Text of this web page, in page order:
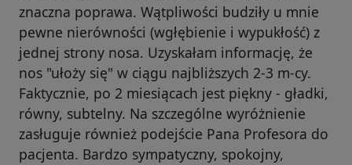
znaczna poprawa. Wątpliwości budziły u mnie
pewne nierówności (wgłębienie i wypukłość) z
jednej strony nosa. Uzyskałam informację, że
nos "ułoży się" w ciągu najbliższych 2-3 m-cy.
Faktycznie, po 2 miesiącach jest piękny - gładki,
równy, subtelny. Na szczególne wyróżnienie
zasługuje również podejście Pana Profesora do
pacjenta. Bardzo sympatyczny, spokojny,